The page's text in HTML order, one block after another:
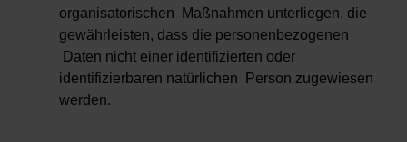
organisatorischen Maßnahmen unterliegen, die
gewährleisten, dass die personenbezogenen
Daten nicht einer identifizierten oder
identifizierbaren natürlichen Person zugewiesen
werden.